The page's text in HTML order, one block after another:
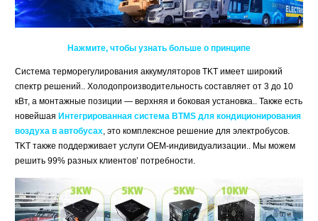
Нажмите, чтобы узнать больше о принципе
Система терморегулирования аккумуляторов TKT имеет широкий
спектр решений.. Холодопроизводительность составляет от 3 до 10
кВт, а монтажные позиции — верхняя и боковая установка.. Также есть
новейшая Интегрированная система BTMS для кондиционирования
воздуха в автобусах, это комплексное решение для электробусов.
TKT также поддерживает услуги OEM-индивидуализации.. Мы можем
решить 99% разных клиентов’ потребности.